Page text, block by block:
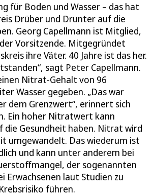
für Boden und Wasser – das hat
Drüber und Drunter auf die
Georg Capellmann ist Mitglied,
Vorsitzende. Mitgegründet
ihre Väter. 40 Jahre ist das her.
sagt Peter Capellmann.
Nitrat-Gehalt von 96
Wasser gegeben. „Das war
dem Grenzwert“, erinnert sich
Ein hoher Nitratwert kann
die Gesundheit haben. Nitrat wird
umgewandelt. Das wiederum ist
und kann unter anderem bei
der sogenannten
Erwachsenen laut Studien zu
führen.